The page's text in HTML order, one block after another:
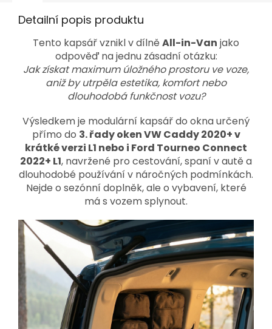
Detailní popis produktu
Tento kapsář vznikl v dílně All-in-Van jako
odpověď na jednu zásadní otázku:
Jak získat maximum úložného prostoru ve voze,
aniž by utrpěla estetika, komfort nebo
dlouhodobá funkčnost vozu?
Výsledkem je modulární kapsář do okna určený
přímo do 3. řady oken VW Caddy 2020+ v
krátké verzi L1 nebo i Ford Tourneo Connect
2022+ L1, navržené pro cestování, spaní v autě a
dlouhodobé používání v náročných podmínkách.
Nejde o sezónní doplněk, ale o vybavení, které
má s vozem splynout.